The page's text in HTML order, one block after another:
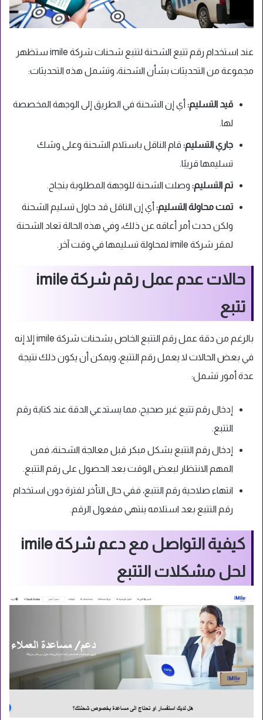
عند استخدام رقم تتبع الشحنة لتتبع شحنات شركة imile ستظهر
مجموعة من التحديثات بشأن الشحنة، وتشمل هذه التحديثات:
قيد التسليم: أي إن الشحنة في الطريق إلى الوجهة المخصصة
لها.
جاري التسليم: قام الناقل باستلام الشحنة وعلى وشك
تسليمها قريبًا.
تم التسليم: وصلت الشحنة للوجهة المطلوبة بنجاح.
تمت محاولة التسليم: أي إن الناقل قد حاول تسليم الشحنة
ولكن حدث أمر أعاقه عن ذلك، وفي هذه الحالة تعاد الشحنة
لمقر شركة imile لمحاولة تسليمها في وقت آخر.
حالات عدم عمل رقم شركة imile
تتبع
بالرغم من دقة عمل رقم التتبع الخاص بشحنات شركة imile إلا إنه
في بعض الحالات لا يعمل رقم التتبع، ويمكن أن يكون ذلك نتيجة
عدة أمور تشمل:
إدخال رقم تتبع غير صحيح، مما يستدعي الدقة عند كتابة رقم
التتبع.
إدخال رقم التتبع بشكل مبكر قبل معالجة الشحنة، فمن
المهم الانتظار لبعض الوقت بعد الحصول على رقم التتبع.
انتهاء صلاحية رقم التتبع، ففي حال التأخر لفترة دون استخدام
رقم التتبع بعد استلامه ينتهي مفعول الرقم.
كيفية التواصل مع دعم شركة imile
لحل مشكلات التتبع